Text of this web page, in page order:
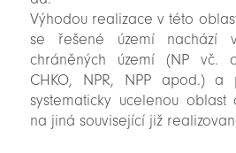
Výhodou realizace v této
se řešené území nachází
chráněných území (NP vč.
CHKO, NPR, NPP apod.)
systematicky ucelenou oblast
na jiná související již